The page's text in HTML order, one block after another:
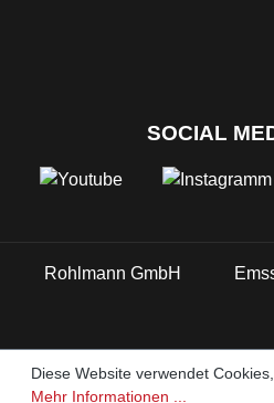
SOCIAL
Rohlmann GmbH
Diese Website verwendet
Mehr Informationen ...